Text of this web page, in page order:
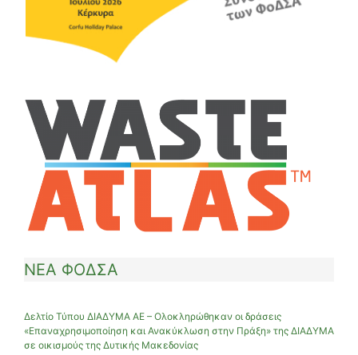
ΝΕΑ ΦΟΔΣΑ
Δελτίο Τύπου ΔΙΑΔΥΜΑ ΑΕ – Ολοκληρώθηκαν οι δράσεις
«Επαναχρησιμοποίηση και Ανακύκλωση στην Πράξη» της ΔΙΑΔΥΜΑ
σε οικισμούς της Δυτικής Μακεδονίας